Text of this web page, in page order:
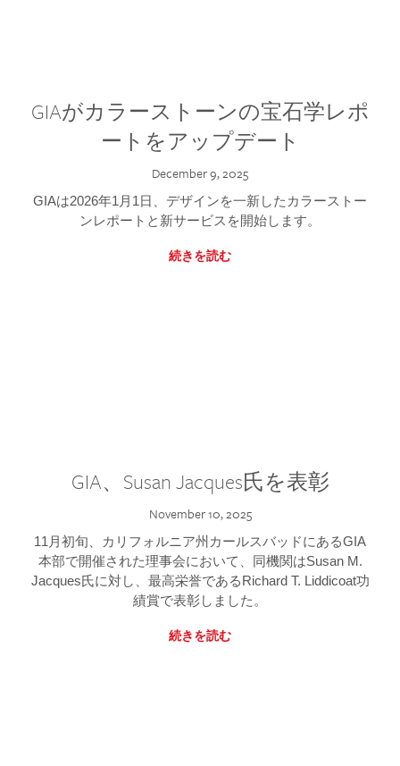
GIAがカラーストーンの宝石学レポ
ートをアップデート
December 9, 2025
GIAは2026年1月1日、デザインを一新したカラーストー
ンレポートと新サービスを開始します。
続きを読む
GIA、Susan Jacques氏を表彰
November 10, 2025
11月初旬、カリフォルニア州カールスバッドにあるGIA
本部で開催された理事会において、同機関はSusan M.
Jacques氏に対し、最高栄誉であるRichard T. Liddicoat功
績賞で表彰しました。
続きを読む